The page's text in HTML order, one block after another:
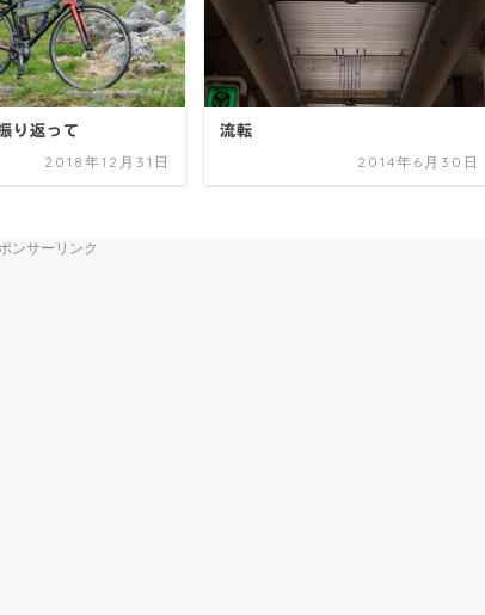
り返って
2018年12月31日
流転
2014年6月30日
ンサーリンク